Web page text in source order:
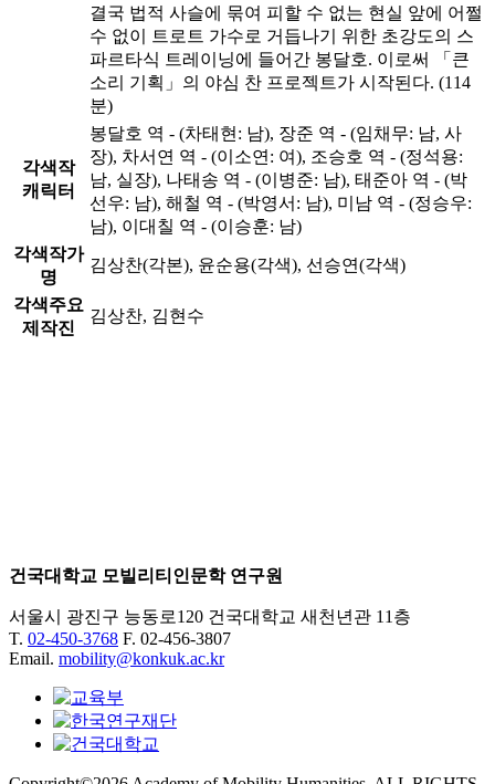
결국 법적 사슬에 묶여 피할 수 없는 현실 앞에 어쩔
수 없이 트로트 가수로 거듭나기 위한 초강도의 스
파르타식 트레이닝에 들어간 봉달호. 이로써 「큰
소리 기획」의 야심 찬 프로젝트가 시작된다. (114
분)
각색작
캐릭터
봉달호 역 - (차태현: 남), 장준 역 - (임채무: 남, 사
장), 차서연 역 - (이소연: 여), 조승호 역 - (정석용:
남, 실장), 나태송 역 - (이병준: 남), 태준아 역 - (박
선우: 남), 해철 역 - (박영서: 남), 미남 역 - (정승우:
남), 이대칠 역 - (이승훈: 남)
각색작가
명
김상찬(각본), 윤순용(각색), 선승연(각색)
각색주요
제작진
김상찬, 김현수
건국대학교 모빌리티인문학 연구원
서울시 광진구 능동로120 건국대학교 새천년관 11층
T. 02-450-3768 F. 02-456-3807
Email. mobility@konkuk.ac.kr